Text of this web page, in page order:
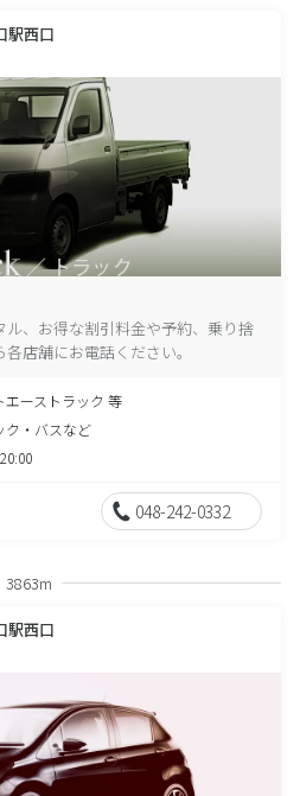
駅西口
ル、お得な割引料金や予約、乗り捨
店舗にお電話ください。
エーストラック 等
ク・バスなど
048-242-0332
3863m
駅西口